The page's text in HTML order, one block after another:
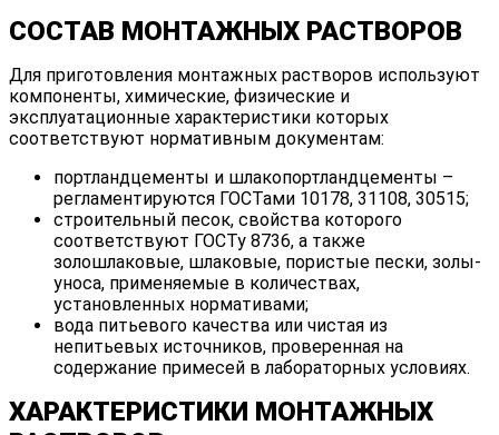
СОСТАВ МОНТАЖНЫХ РАСТВОРОВ
Для приготовления монтажных растворов используют
компоненты, химические, физические и
эксплуатационные характеристики которых
соответствуют нормативным документам:
портландцементы и шлакопортландцементы –
регламентируются ГОСТами 10178, 31108, 30515;
строительный песок, свойства которого
соответствуют ГОСТу 8736, а также
золошлаковые, шлаковые, пористые пески, золы-
уноса, применяемые в количествах,
установленных нормативами;
вода питьевого качества или чистая из
непитьевых источников, проверенная на
содержание примесей в лабораторных условиях.
ХАРАКТЕРИСТИКИ МОНТАЖНЫХ